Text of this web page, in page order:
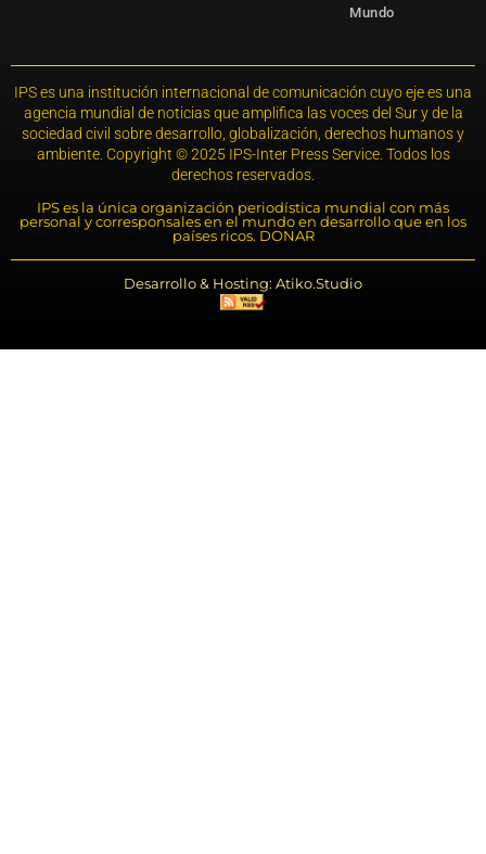
Mundo
IPS es una institución internacional de comunicación cuyo eje es una
agencia mundial de noticias que amplifica las voces del Sur y de la
sociedad civil sobre desarrollo, globalización, derechos humanos y
ambiente. Copyright © 2025 IPS-Inter Press Service. Todos los
derechos reservados.
IPS es la única organización periodística mundial con más
personal y corresponsales en el mundo en desarrollo que en los
países ricos. DONAR
Desarrollo & Hosting: Atiko.Studio